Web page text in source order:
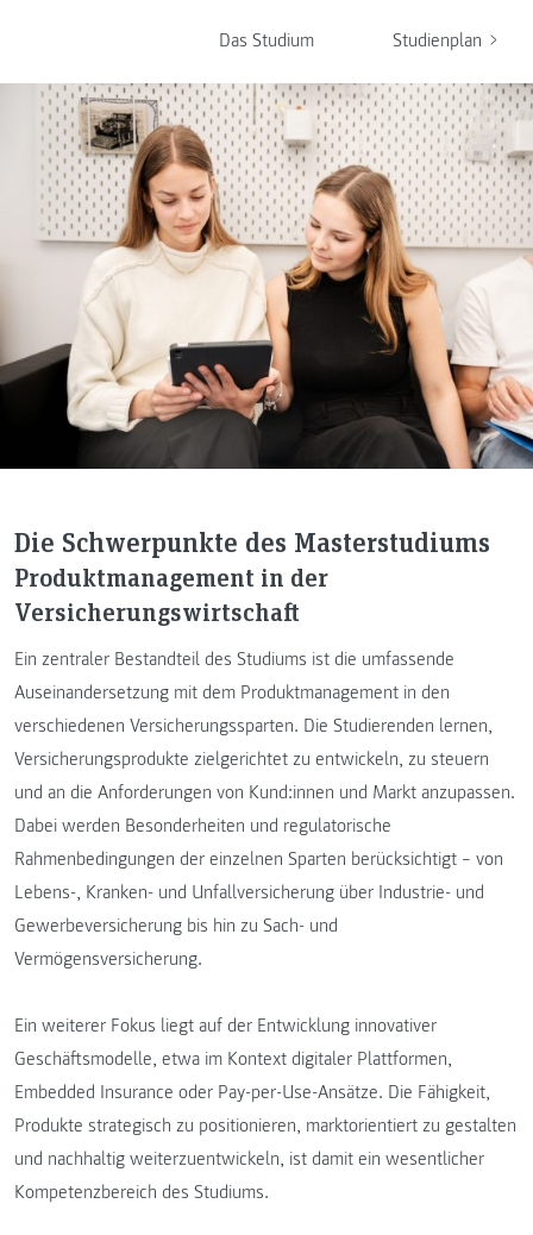
Das Studium Studienplan
Die Schwerpunkte des Masterstudiums
Produktmanagement in der
Versicherungswirtschaft
Ein zentraler Bestandteil des Studiums ist die umfassende
Auseinandersetzung mit dem Produktmanagement in den
verschiedenen Versicherungssparten. Die Studierenden lernen,
Versicherungsprodukte zielgerichtet zu entwickeln, zu steuern
und an die Anforderungen von Kund:innen und Markt anzupassen.
Dabei werden Besonderheiten und regulatorische
Rahmenbedingungen der einzelnen Sparten berücksichtigt – von
Lebens-, Kranken- und Unfallversicherung über Industrie- und
Gewerbeversicherung bis hin zu Sach- und
Vermögensversicherung.
Ein weiterer Fokus liegt auf der Entwicklung innovativer
Geschäftsmodelle, etwa im Kontext digitaler Plattformen,
Embedded Insurance oder Pay-per-Use-Ansätze. Die Fähigkeit,
Produkte strategisch zu positionieren, marktorientiert zu gestalten
und nachhaltig weiterzuentwickeln, ist damit ein wesentlicher
Kompetenzbereich des Studiums.